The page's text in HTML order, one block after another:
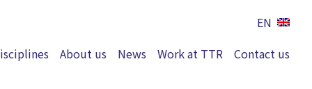
EN
About us News Work at TTR Contact us